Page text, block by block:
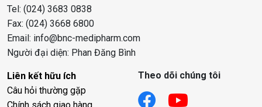
Tel: (024) 3683 0838
Fax: (024) 3668 6800
Email: info@bnc-medipharm.com
Người đại diện: Phan Đăng Bình
Liên kết hữu ích
Câu hỏi thường gặp
Chính sách giao hàng
Theo dõi chúng tôi